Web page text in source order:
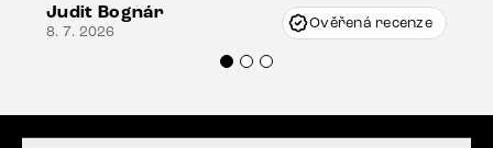
Vincze mi velmi korektně vyšli vstříc.
Doporučuji produkty Delife všem.“
Judit Bognár
8. 7. 2026 Ověřená recenze